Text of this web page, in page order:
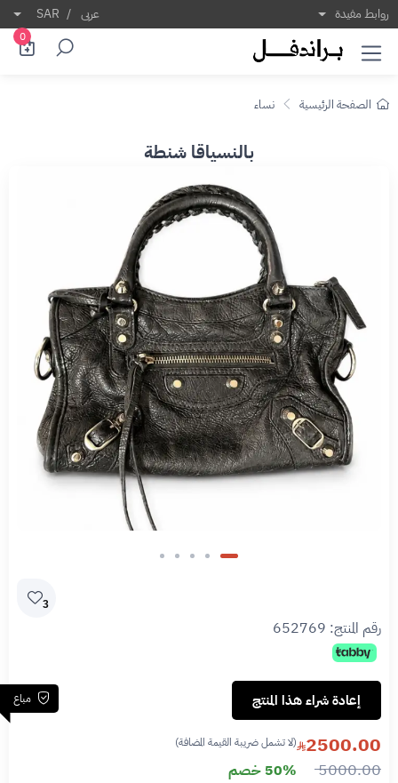
روابط مفيدة عربى /
SAR
0
الصفحة الرئيسية نساء
بالنسياقا شنطة
3
رقم المنتج: 652769
مباع إعادة شراء هذا المنتج
2500.00 (لا تشمل ضريبة القيمة المضافة)
5000.00 50% خصم